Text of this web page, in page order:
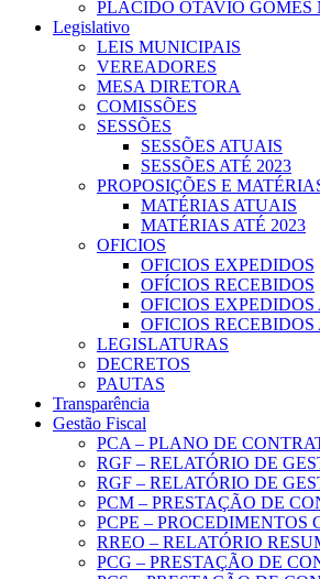
PLACIDO OTAVIO GOMES
Legislativo
LEIS MUNICIPAIS
VEREADORES
MESA DIRETORA
COMISSÕES
SESSÕES
SESSÕES ATUAIS
SESSÕES ATÉ 2023
PROPOSIÇÕES E
MATÉRIAS ATUAIS
MATÉRIAS ATÉ 2023
OFICIOS
OFICIOS EXPEDIDOS
OFÍCIOS RECEBIDOS
OFICIOS EXPEDIDOS
OFICIOS RECEBIDOS
LEGISLATURAS
DECRETOS
PAUTAS
Transparência
Gestão Fiscal
PCA – PLANO DE
RGF – RELATÓRIO DE
RGF – RELATÓRIO DE
PCM – PRESTAÇÃO DE
PCPE – PROCEDIMENTOS
RREO – RELATÓRIO
PCG – PRESTAÇÃO DE